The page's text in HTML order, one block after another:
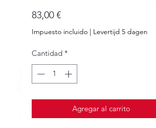
83,00 €Precio
Impuesto incluido | Levertijd 5 dagen
Cantidad *
Agregar al carrito